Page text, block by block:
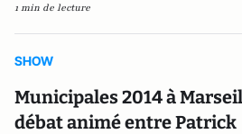
1 min de lecture
SHOW
Municipales 2014 à
débat animé entre Patrick